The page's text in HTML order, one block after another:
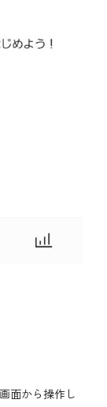
面から操作し